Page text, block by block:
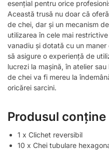
esențial pentru orice
Această trusă nu doar că
de chei, dar și un mecanism
utilizarea în cele mai
vanadiu și dotată cu un
să asigure o experiență de
lucrezi la mașină, în atelier
de chei va fi mereu la
oricărei sarcini.
Produsul conține
1 x Clichet reversibil
10 x Chei tubulare